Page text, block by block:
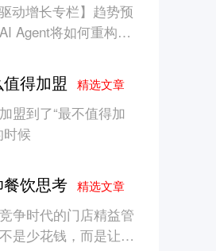
驱动增长专栏】趋势预
Agent将如何重构消
值得加盟精选文章
盟到了“最不值得加
时候
餐饮思考精选文章
争时代的门店精益管
是少花钱，而是让每